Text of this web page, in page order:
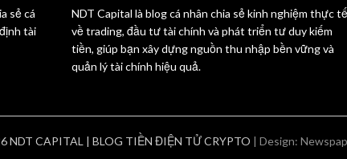
sẻ cá
tài
NDT Capital là blog cá nhân chia sẻ kinh nghiệm thực tế
về trading, đầu tư tài chính và phát triển tư duy kiếm
tiền, giúp bạn xây dựng nguồn thu nhập bền vững và
quản lý tài chính hiệu quả.
NDT CAPITAL | BLOG TIỀN ĐIỆN TỬ CRYPTO | Design: